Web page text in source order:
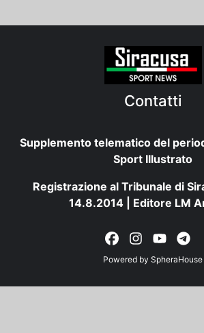
Contatti
Supplemento telematico del
Sport Illustrato
Registrazione al Tribunale di
14.8.2014 | Editore LM
Powered by SpheraHouse